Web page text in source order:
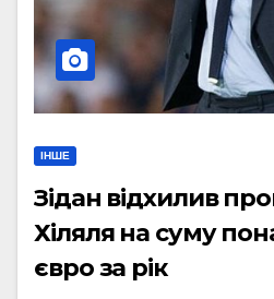
ІНШЕ
Зідан відхилив
Хіляля на суму
євро за рік